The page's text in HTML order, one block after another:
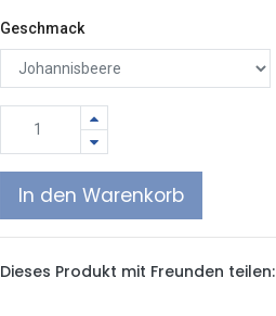
Geschmack
In den Warenkorb
Dieses Produkt mit Freunden teilen: